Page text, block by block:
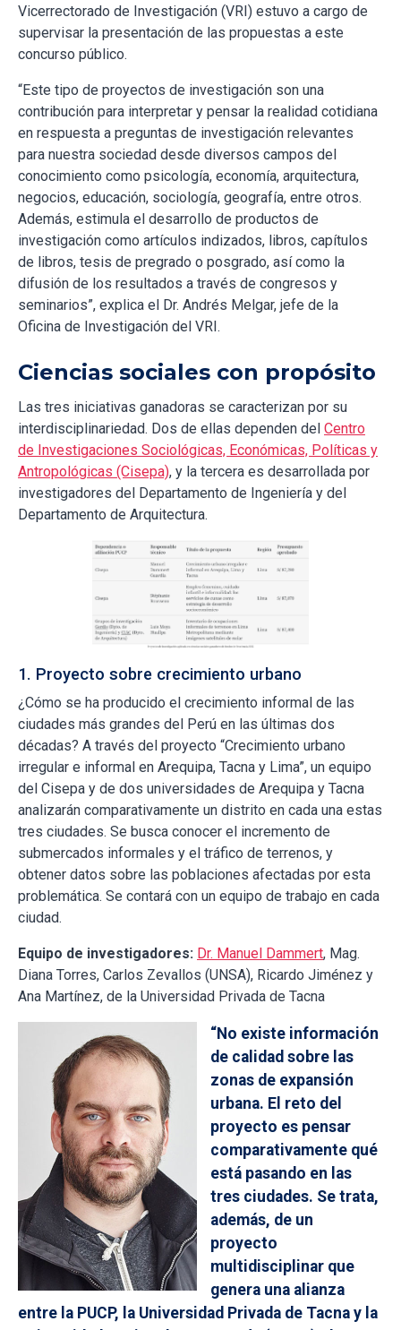
Vicerrectorado de Investigación (VRI) estuvo a cargo de
supervisar la presentación de las propuestas a este
concurso público.
“Este tipo de proyectos de investigación son una
contribución para interpretar y pensar la realidad cotidiana
en respuesta a preguntas de investigación relevantes
para nuestra sociedad desde diversos campos del
conocimiento como psicología, economía, arquitectura,
negocios, educación, sociología, geografía, entre otros.
Además, estimula el desarrollo de productos de
investigación como artículos indizados, libros, capítulos
de libros, tesis de pregrado o posgrado, así como la
difusión de los resultados a través de congresos y
seminarios”, explica el Dr. Andrés Melgar, jefe de la
Oficina de Investigación del VRI.
Ciencias sociales con propósito
Las tres iniciativas ganadoras se caracterizan por su
interdisciplinariedad. Dos de ellas dependen del Centro
de Investigaciones Sociológicas, Económicas, Políticas y
Antropológicas (Cisepa), y la tercera es desarrollada por
investigadores del Departamento de Ingeniería y del
Departamento de Arquitectura.
1. Proyecto sobre crecimiento urbano
¿Cómo se ha producido el crecimiento informal de las
ciudades más grandes del Perú en las últimas dos
décadas? A través del proyecto “Crecimiento urbano
irregular e informal en Arequipa, Tacna y Lima”, un equipo
del Cisepa y de dos universidades de Arequipa y Tacna
analizarán comparativamente un distrito en cada una estas
tres ciudades. Se busca conocer el incremento de
submercados informales y el tráfico de terrenos, y
obtener datos sobre las poblaciones afectadas por esta
problemática. Se contará con un equipo de trabajo en cada
ciudad.
Equipo de investigadores: Dr. Manuel Dammert, Mag.
Diana Torres, Carlos Zevallos (UNSA), Ricardo Jiménez y
Ana Martínez, de la Universidad Privada de Tacna
“No existe información
de calidad sobre las
zonas de expansión
urbana. El reto del
proyecto es pensar
comparativamente qué
está pasando en las
tres ciudades. Se trata,
además, de un
proyecto
multidisciplinar que
genera una alianza
entre la PUCP, la Universidad Privada de Tacna y la